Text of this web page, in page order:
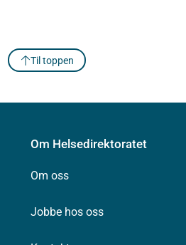
Til toppen
Om Helsedirektoratet
Om oss
Jobbe hos oss